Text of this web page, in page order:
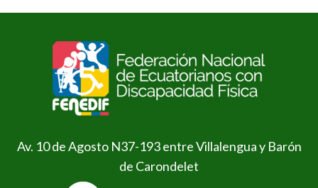
Av. 10 de Agosto N37-193 entre Villalengua y Barón
de Carondelet